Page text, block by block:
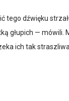
tego dźwięku
głupich — mówili.
ich tak